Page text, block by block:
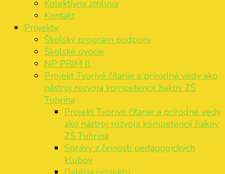
Kolektívna zmluva
Kontakt
Projekty
Školský program podpory
Školské ovocie
NP PRIM II.
Projekt Tvorivé čítanie a prírodné vedy ako
nástroj rozvoja kompetencií žiakov ZŠ
Tuhrina
Projekt Tvorivé čítanie a prírodné vedy
ako nástroj rozvoja kompetencií žiakov
ZŠ Tuhrina
Správy z činnosti pedagogických
klubov